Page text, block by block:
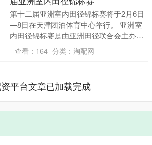
第十二届亚洲室内田径锦标赛将于2月6日
—8日在天津团泊体育中心举行。 亚洲室
内田径锦标赛是由亚洲田径联合会主办的
洲际性室内田径赛事，每两年举办一届。
赛事自200....
查看： 164 分类： 淘配网
平台文章已加载完成